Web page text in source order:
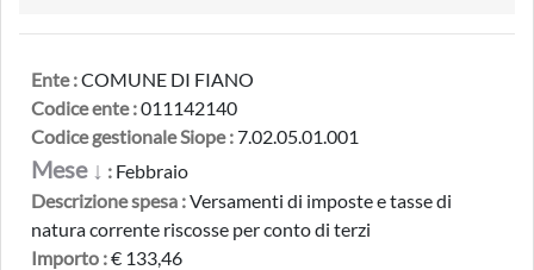
Ente :COMUNE DI FIANO
Codice ente :011142140
Codice gestionale Siope :7.02.05.01.001
Mese ↓ : Febbraio
Descrizione spesa :Versamenti di imposte e tasse di
natura corrente riscosse per conto di terzi
Importo :€ 133,46